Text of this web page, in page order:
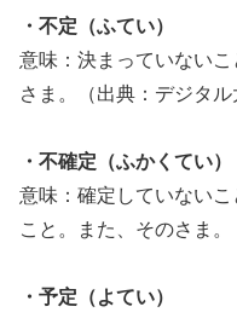
・不定（ふてい）
意味：決まっていない
さま。（出典：デジタル
・不確定（ふかくてい）
意味：確定していない
こと。また、そのさま。
・予定（よてい）